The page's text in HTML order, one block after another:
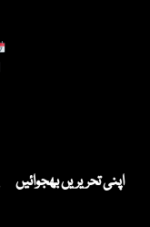
اپنی تحریریں بھجوائیں